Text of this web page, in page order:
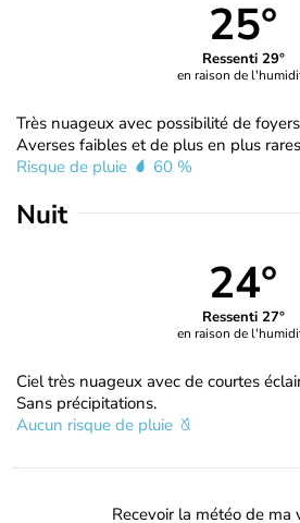
25°
Ressenti 29°
en raison de
Très nuageux avec possibilité de
Averses faibles et de plus en plus
Risque de pluie
60 %
Nuit
24°
Ressenti 27°
en raison de
Ciel très nuageux avec de courtes
Sans précipitations.
Aucun risque de pluie
Recevoir la météo de ma